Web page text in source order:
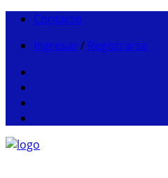
Contacto
Ingresar / Registrarse